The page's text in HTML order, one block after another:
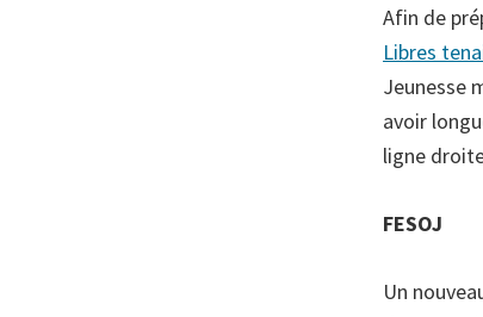
Afin de
Libres
Jeunesse
avoir
ligne
FESOJ
Un